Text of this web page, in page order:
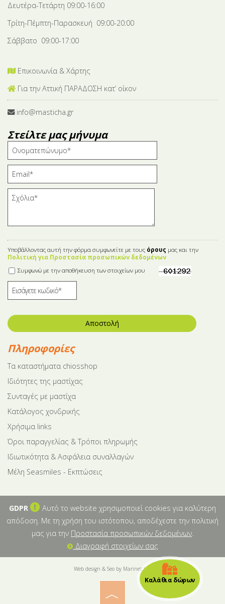
Δευτέρα-Tετάρτη 09:00-16:00
Τρίτη-Πέμπτη-Παρασκευή 09:00-20:00
Σάββατο 09:00-17:00
Επικοινωνία & Χάρτης
Για την Αττική ΠΑΡΑΔΟΣΗ κατ’ οίκον
info@masticha.gr
Στείλτε μας μήνυμα
Υποβάλλοντας αυτή την φόρμα συμφωνείτε με τους όρους μας και την
Πολιτική για Προστασία προσωπικών δεδομένων
Συμφωνώ με την αποθήκευση των στοιχείων μου
Αποστολή
Πληροφορίες
Tα καταστήματα chiosshop
Ιδιότητες της μαστίχας
Συνταγές με μαστίχα
Κατάλογος χονδρικής
Χρήσιμα links
Όροι παραγγελίας & Τρόποι πληρωμής
Ιδιωτικότητα & Ασφάλεια συναλλαγών
Μέλη Seasmiles - Εκπτώσεις
GDPR
Αυτό το website χρησιμοποιεί cookies για καλύτερη
απόδοση. Με τη χρήση του ιστότοπου, αποδέχεστε την πολιτική
μας για την Προστασία προσωπικών δεδομένων.
Διαγραφή στοιχείων σας
Web design & Seo by Marinet Ltd
︿
Καλάθια δώρων